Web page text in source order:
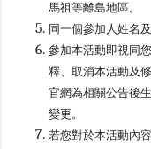
馬祖等離島地區。
同一個參加人姓名
參加本活動即視同
釋、取消本活動及
官網為相關公告後
變更。
若您對於本活動內